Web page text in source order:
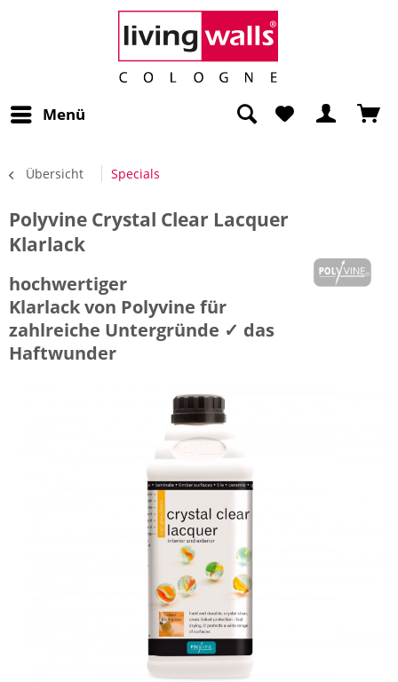
Menü
Übersicht Specials
Polyvine Crystal Clear Lacquer
Klarlack
hochwertiger
Klarlack von Polyvine für
zahlreiche Untergründe ✓ das
Haftwunder